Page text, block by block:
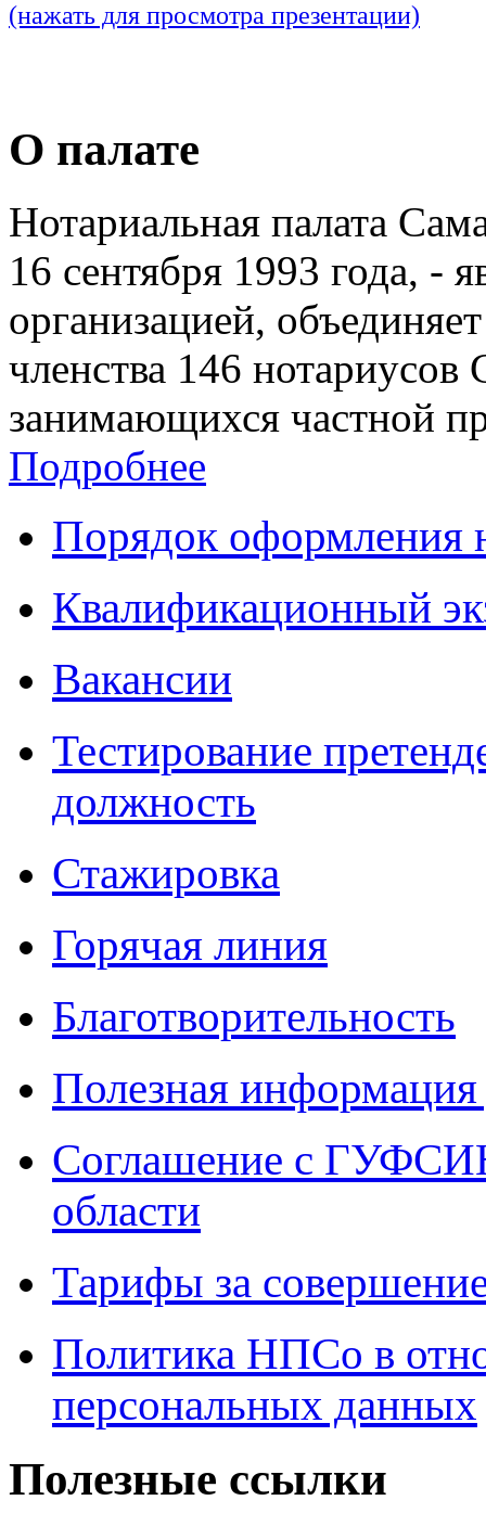
(нажать для просмотра презентации)
О палате
Нотариальная палата
16 сентября 1993 года, -
организацией,
членства 146 нотариусов
занимающихся частной
Подробнее
Порядок оформления
Квалификационный
Вакансии
Тестирование
должность
Стажировка
Горячая линия
Благотворительность
Полезная
Соглашение с
области
Тарифы за
Политика НПСо в
персональных данных
Полезные ссылки